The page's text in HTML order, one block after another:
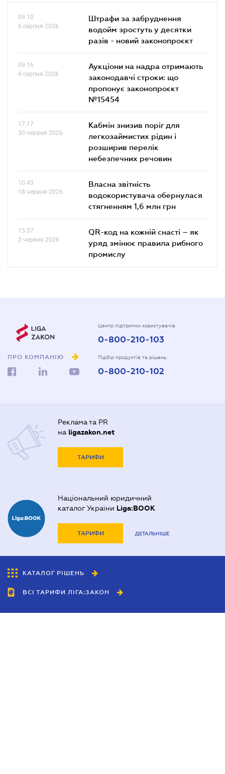
09.10
6 серпня 2026
Штрафи за забруднення
водойм зростуть у десятки
разів - новий законопроєкт
09.16
4 серпня 2026
Аукціони на надра отримають
законодавчі строки: що
пропонує законопроєкт
№15454
17.17
30 червня 2026
Кабмін знизив поріг для
легкозаймистих рідин і
розширив перелік
небезпечних речовин
10.43
18 червня 2026
Власна звітність
водокористувача обернулася
стягненням 1,6 млн грн
15.07
2 червня 2026
QR-код на кожній снасті – як
уряд змінює правила рибного
промислу
ПРО КОМПАНІЮ
Центр підтримки користувачів
0-800-210-103
Підбір продуктів та рішень
0-800-210-102
Реклама та PR
на ligazakon.net
ТАРИФИ
Національний юридичний
каталог України Liga:BOOK
ТАРИФИ ДЕТАЛЬНІШЕ
КАТАЛОГ РІШЕНЬ
ВСІ ТАРИФИ ЛІГА:ЗАКОН